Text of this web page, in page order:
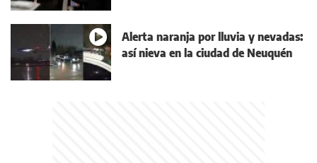
Alerta naranja por lluvia y nevadas:
así nieva en la ciudad de Neuquén